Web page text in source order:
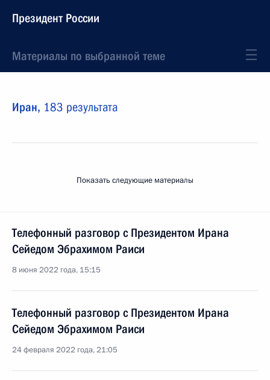
Президент России
Материалы по выбранной теме
Иран, 183 результата
Показать следующие материалы
Телефонный разговор с Президентом Ирана
Сейедом Эбрахимом Раиси
8 июня 2022 года, 15:15
Телефонный разговор с Президентом Ирана
Сейедом Эбрахимом Раиси
24 февраля 2022 года, 21:05